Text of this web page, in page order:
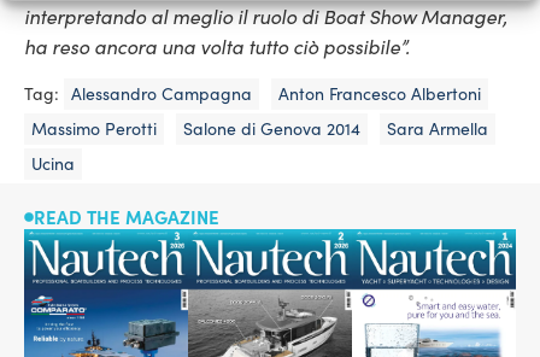
interpretando al meglio il ruolo di Boat Show Manager,
ha reso ancora una volta tutto ciò possibile”.
Tag: Alessandro Campagna
Anton Francesco Albertoni
Massimo Perotti
Salone di Genova 2014
Sara Armella
Ucina
READ THE MAGAZINE